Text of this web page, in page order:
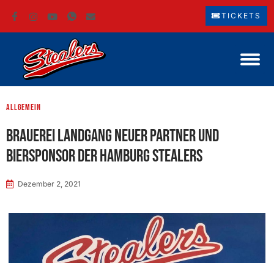
TICKETS
Allgemein
Brauerei Landgang neuer Partner und
Biersponsor der Hamburg Stealers
Dezember 2, 2021